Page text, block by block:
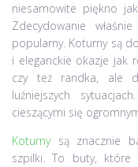
niesamowite piękno
Zdecydowanie
popularny. Koturny są
i eleganckie okazje jak
czy też randka, ale
luźniejszych
cieszącymi się
Koturnysą znacznie
szpilki. To buty,